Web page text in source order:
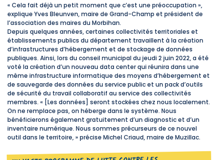
« Cela fait déjà un petit moment que c’est une préoccupation »,
explique Yves Bleunven, maire de Grand-Champ et président de
l’association des maires du Morbihan.
Depuis quelques années, certaines collectivités territoriales et
établissements publics du département travaillent à la création
d’infrastructures d’hébergement et de stockage de données
publiques. Ainsi, lors du conseil municipal du jeudi 2 juin 2022, a été
voté la création d’un nouveau data center qui réunira dans une
même infrastructure informatique des moyens d’hébergement et
de sauvegarde des données du service public et un pack d’outils
de sécurité du travail collaboratif au service des collectivités
membres. « [Les données] seront stockées chez nous localement.
On ne remplace pas, on héberge dans le système. Nous
bénéficierons également gratuitement d’un diagnostic et d’un
inventaire numérique. Nous sommes précurseurs de ce nouvel
outil dans le territoire, » précise Michel Criaud, maire de Muzillac.